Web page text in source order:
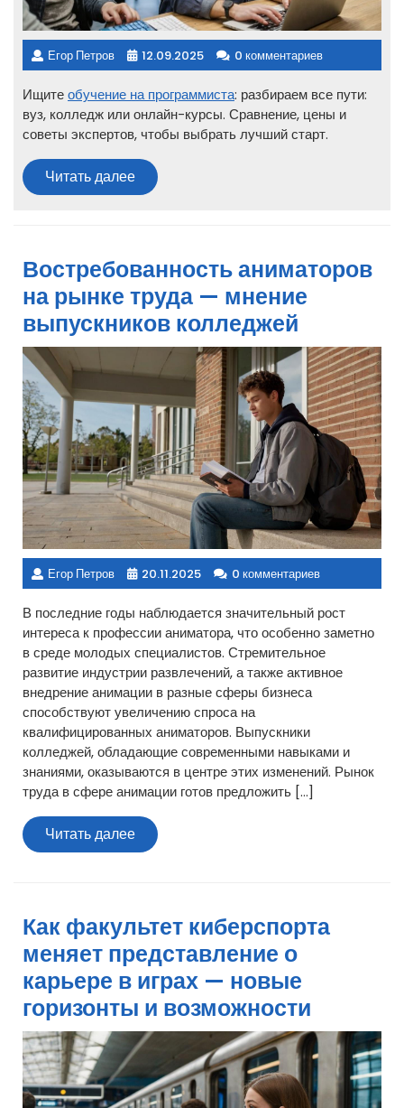
Егор Петров 12.09.2025 0 комментариев
Ищитеобучение на программиста: разбираем все пути:
вуз, колледж или онлайн-курсы. Сравнение, цены и
советы экспертов, чтобы выбрать лучший старт.
Читать далееЧитать
далее
Востребованность аниматоров
на рынке труда — мнение
выпускников колледжей
Егор Петров 20.11.2025 0 комментариев
В последние годы наблюдается значительный рост
интереса к профессии аниматора, что особенно заметно
в среде молодых специалистов. Стремительное
развитие индустрии развлечений, а также активное
внедрение анимации в разные сферы бизнеса
способствуют увеличению спроса на
квалифицированных аниматоров. Выпускники
колледжей, обладающие современными навыками и
знаниями, оказываются в центре этих изменений. Рынок
труда в сфере анимации готов предложить […]
Читать далееЧитать
далее
Как факультет киберспорта
меняет представление о
карьере в играх — новые
горизонты и возможности